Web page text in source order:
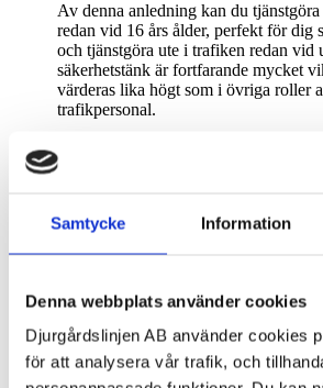
Samtycke Information
Denna webbplats använder cookies
Djurgårdslinjen AB använder cookies
för att analysera vår trafik, och
Av denna anledning kan du
redan vid 16 års ålder, perfekt för
och tjänstgöra ute i trafiken redan vid
säkerhetstänk är fortfarandemycket
värderas lika högt som i övriga roller
trafikpersonal.